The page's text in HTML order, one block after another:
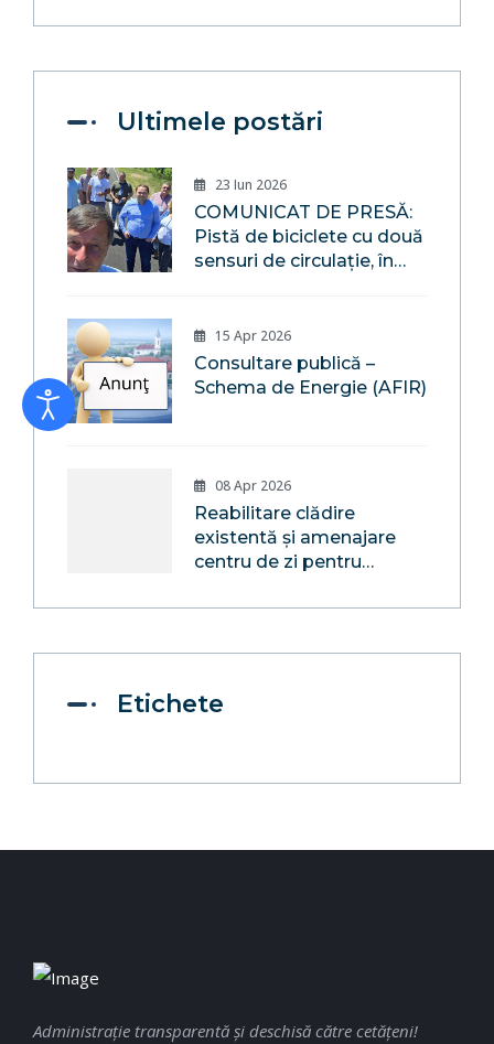
Ultimele postări
23 Iun 2026
COMUNICAT DE PRESĂ:
Pistă de biciclete cu două
sensuri de circulație, în
Comuna Recea,
Maramureș
15 Apr 2026
Consultare publică –
Schema de Energie (AFIR)
08 Apr 2026
Reabilitare clădire
existentă și amenajare
centru de zi pentru
părinți și copii în
Comuna Recea, Județul
Etichete
Administraţie transparentă şi deschisă către cetăţeni!